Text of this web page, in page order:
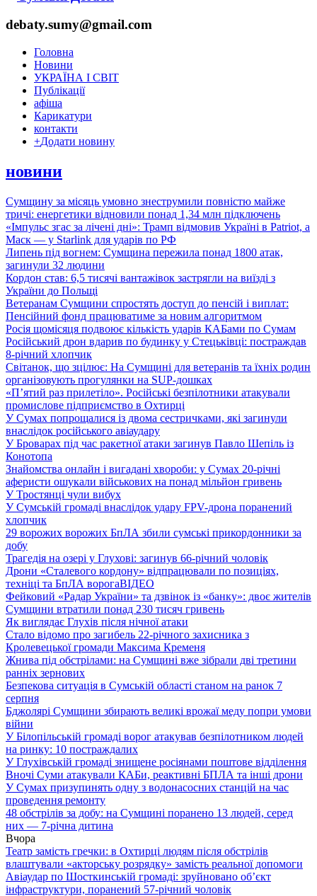
debaty.sumy@gmail.com
Головна
Новини
УКРАЇНА І СВІТ
Публікації
афіша
Карикатури
контакти
+Додати новину
новини
Сумщину за місяць умовно знеструмили повністю майже
тричі: енергетики відновили понад 1,34 млн підключень
«Імпульс згас за лічені дні»: Трамп відмовив Україні в Patriot, а
Маск — у Starlink для ударів по РФ
Липень під вогнем: Сумщина пережила понад 1800 атак,
загинули 32 людини
Кордон став: 6,5 тисячі вантажівок застрягли на виїзді з
України до Польщі
Ветеранам Сумщини спростять доступ до пенсій і виплат:
Пенсійний фонд працюватиме за новим алгоритмом
Росія щомісяця подвоює кількість ударів КАБами по Сумам
Російський дрон вдарив по будинку у Стецьківці: постраждав
8-річний хлопчик
Світанок, що зцілює: На Сумщині для ветеранів та їхніх родин
організовують прогулянки на SUP-дошках
«П’ятий раз прилетіло». Російські безпілотники атакували
промислове підприємство в Охтирці
У Сумах попрощалися із двома сестричками, які загинули
внаслідок російського авіаудару
У Броварах під час ракетної атаки загинув Павло Шепіль із
Конотопа
Знайомства онлайн і вигадані хвороби: у Сумах 20-річні
аферисти ошукали військових на понад мільйон гривень
У Тростянці чули вибух
У Сумській громаді внаслідок удару FPV-дрона поранений
хлопчик
29 ворожих ворожих БпЛА збили сумські прикордонники за
добу
Трагедія на озері у Глухові: загинув 66-річний чоловік
Дрони «Сталевого кордону» відпрацювали по позиціях,
техніці та БпЛА ворогаВІДЕО
Фейковий «Радар України» та дзвінок із «банку»: двоє жителів
Сумщини втратили понад 230 тисяч гривень
Як виглядає Глухів після нічної атаки
Стало відомо про загибель 22-річного захисника з
Кролевецької громади Максима Кременя
Жнива під обстрілами: на Сумщині вже зібрали дві третини
ранніх зернових
Безпекова ситуація в Сумській області станом на ранок 7
серпня
Бджолярі Сумщини збирають великі врожаї меду попри умови
війни
У Білопільській громаді ворог атакував безпілотником людей
на ринку: 10 постраждалих
У Глухівській громаді знищене росіянами поштове відділення
Вночі Суми атакували КАБи, реактивні БПЛА та інші дрони
У Сумах призупинять одну з водонасосних станцій на час
проведення ремонту
48 обстрілів за добу: на Сумщині поранено 13 людей, серед
них — 7-річна дитина
Вчора
Театр замість гречки: в Охтирці людям після обстрілів
влаштували «акторську розрядку» замість реальної допомоги
Авіаудар по Шосткинській громаді: зруйновано об’єкт
інфраструктури, поранений 57-річний чоловік